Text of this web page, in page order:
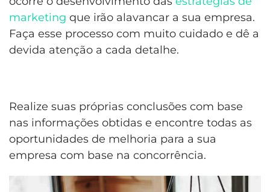
marketing que irão alavancar a sua empresa.
Faça esse processo com muito cuidado e dê a
devida atenção a cada detalhe.
Realize suas próprias conclusões com base
nas informações obtidas e encontre todas as
oportunidades de melhoria para a sua
empresa com base na concorrência.